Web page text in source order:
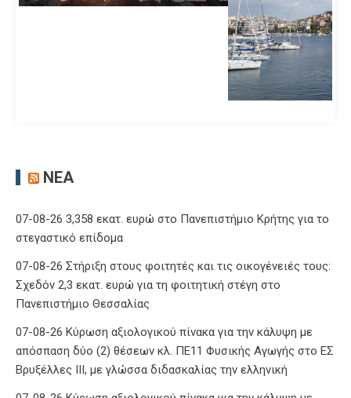
ΝΈΑ
07-08-26 3,358 εκατ. ευρώ στο Πανεπιστήμιο Κρήτης για το
στεγαστικό επίδομα
07-08-26 Στήριξη στους φοιτητές και τις οικογένειές τους:
Σχεδόν 2,3 εκατ. ευρώ για τη φοιτητική στέγη στο
Πανεπιστήμιο Θεσσαλίας
07-08-26 Κύρωση αξιολογικού πίνακα για την κάλυψη με
απόσπαση δύο (2) θέσεων κλ. ΠΕ11 Φυσικής Αγωγής στο ΕΣ
Βρυξέλλες ΙΙΙ, με γλώσσα διδασκαλίας την ελληνική